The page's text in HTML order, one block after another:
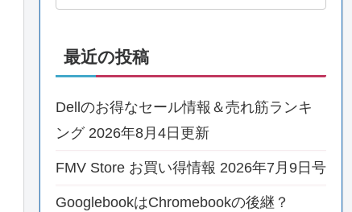
最近の投稿
Dellのお得なセール情報＆売れ筋ランキ
ング 2026年8月4日更新
FMV Store お買い得情報 2026年7月9日号
GooglebookはChromebookの後継？